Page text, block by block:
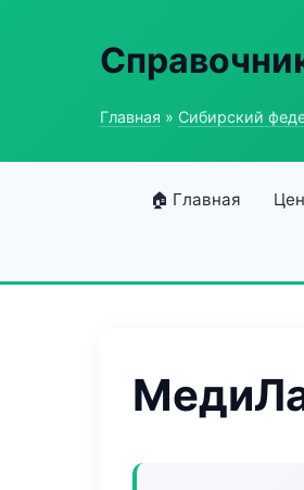
Главная » Сибирский
🏠 Главная